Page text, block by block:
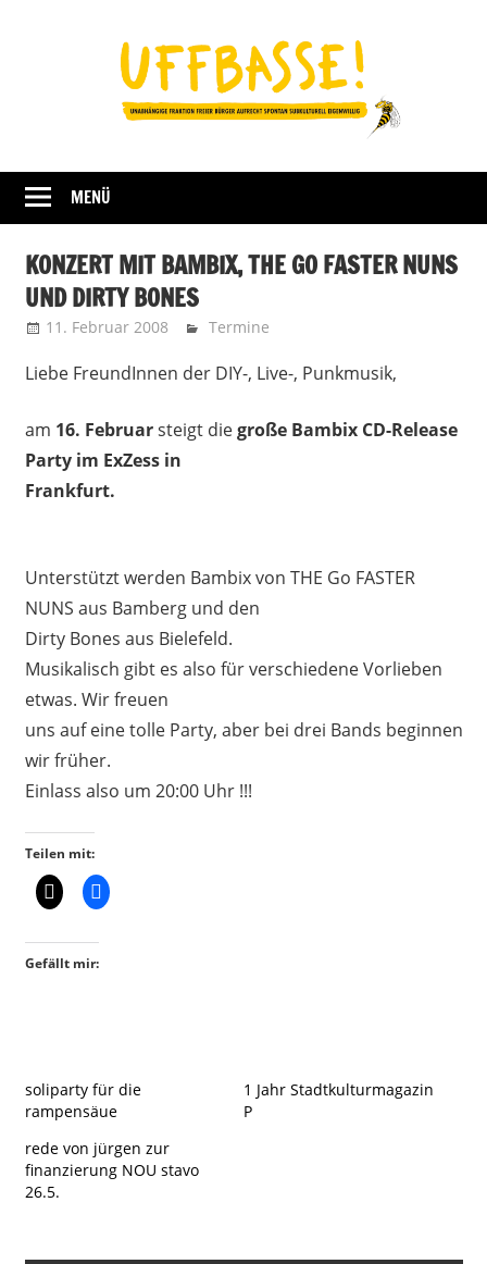
UFFBASSE!
Darmstadt
MENÜ
KONZERT MIT BAMBIX, THE GO FASTER NUNS
UND DIRTY BONES
11. Februar 2008 Uffbasse
Termine
Liebe FreundInnen der DIY-, Live-, Punkmusik,
am 16. Februarsteigt diegroße Bambix CD-Release
Party im ExZess in
Frankfurt.
Unterstützt werden Bambix von THE Go FASTER
NUNS aus Bamberg und den
Dirty Bones aus Bielefeld.
Musikalisch gibt es also für verschiedene Vorlieben
etwas. Wir freuen
uns auf eine tolle Party, aber bei drei Bands beginnen
wir früher.
Einlass also um 20:00 Uhr !!!
Teilen mit:
Gefällt mir:
soliparty für die
rampensäue
1 Jahr Stadtkulturmagazin
P
rede von jürgen zur
finanzierung NOU stavo
26.5.